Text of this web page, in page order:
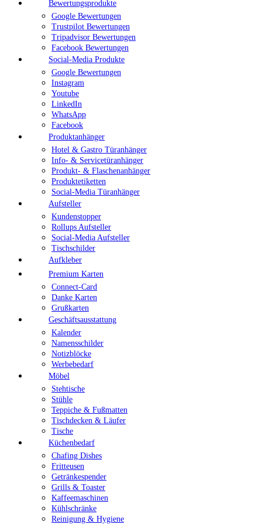
Bewertungsprodukte
Google Bewertungen
Trustpilot Bewertungen
Tripadvisor Bewertungen
Facebook Bewertungen
Social-Media Produkte
Google Bewertungen
Instagram
Youtube
LinkedIn
WhatsApp
Facebook
Produktanhänger
Hotel & Gastro Türanhänger
Info- & Servicetüranhänger
Produkt- & Flaschenanhänger
Produktetiketten
Social-Media Türanhänger
Aufsteller
Kundenstopper
Rollups Aufsteller
Social-Media Aufsteller
Tischschilder
Aufkleber
Premium Karten
Connect-Card
Danke Karten
Grußkarten
Geschäftsausstattung
Kalender
Namensschilder
Notizblöcke
Werbebedarf
Möbel
Stehtische
Stühle
Teppiche & Fußmatten
Tischdecken & Läufer
Tische
Küchenbedarf
Chafing Dishes
Fritteusen
Getränkespender
Grills & Toaster
Kaffeemaschinen
Kühlschränke
Reinigung & Hygiene